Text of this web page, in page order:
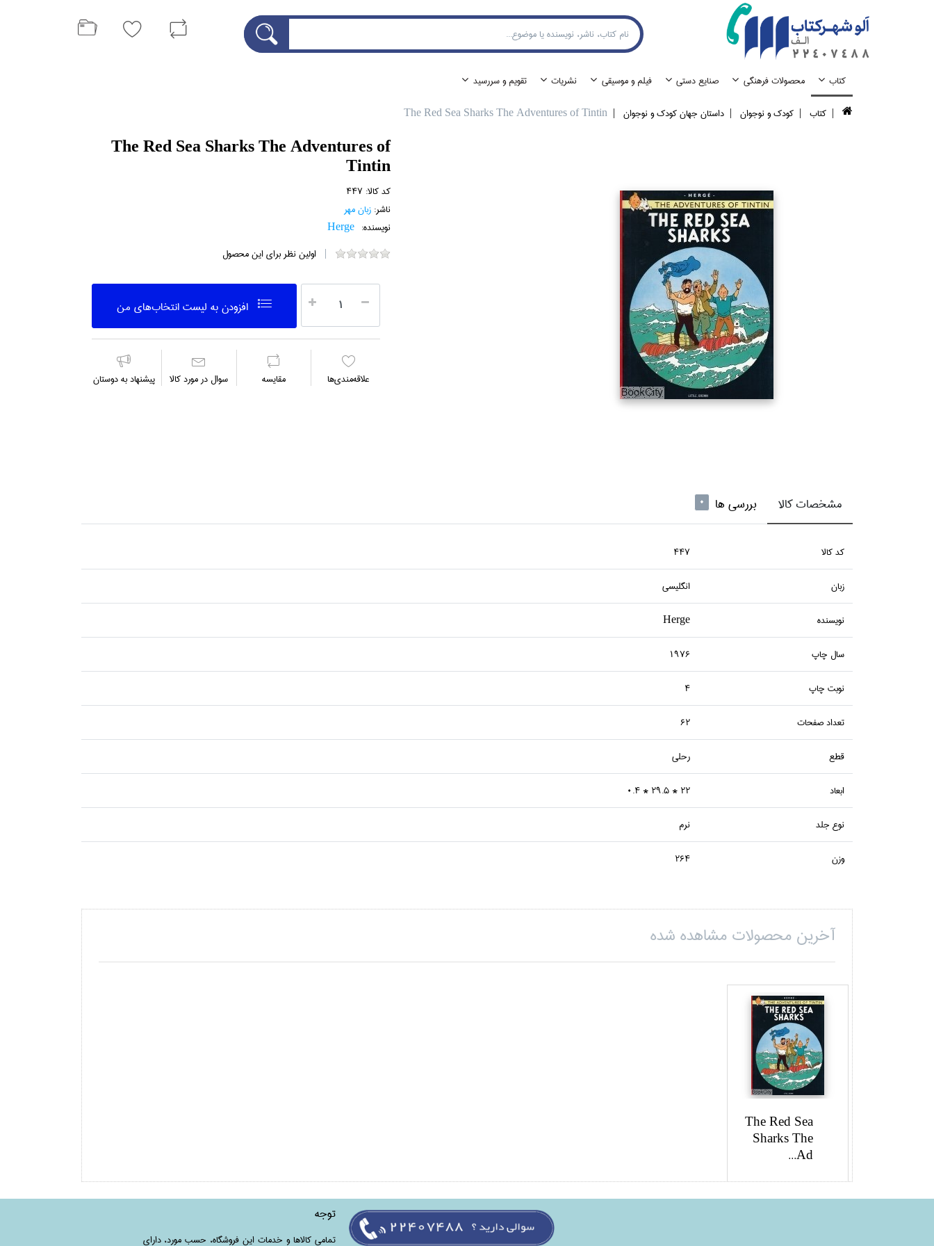
كتاب محصولات فرهنگي صنايع دستي فيلم و موسيقي نشريات
تقويم و سررسيد
كتاب
كودك و نوجوان داستان جهان كودك و نوجوان The Red Sea Sharks The Adventures of Tintin
The Red Sea Sharks The Adventures of
Tintin
کد کالا: 447
ناشر: زبان مهر
نویسنده: Herge
اولین نظر برای این محصول
افزودن به ليست انتخاب‌هاي من
علاقه‌مندي‌ها مقايسه سوال در مورد كالا پیشنهاد به دوستان
مشخصات کالا بررسی ها 0
كد كالا 447
زبان انگليسي
نويسنده Herge
سال چاپ 1976
نوبت چاپ 4
تعداد صفحات 62
قطع رحلي
ابعاد 22 * 29.5 * 0.4
نوع جلد نرم
وزن 264
آخرین محصولات مشاهده شده
The Red Sea
Sharks The
Ad...
توجه
تمامی‌ کالاها و خدمات این فروشگاه، حسب مورد،‌ دارای